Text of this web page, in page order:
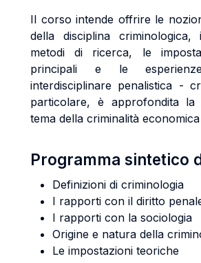
Il corso intende offrire le
della disciplina criminologica,
metodi di ricerca, le
principali e le
interdisciplinare penalistica -
particolare, è approfondita la
tema della criminalità economica
Programma sintetico
Definizioni di criminologia
I rapporti con il diritto
I rapporti con la sociologia
Origine e natura della
Le impostazioni teoriche